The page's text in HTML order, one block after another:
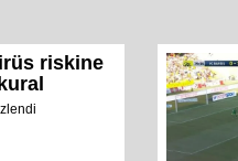
riskine